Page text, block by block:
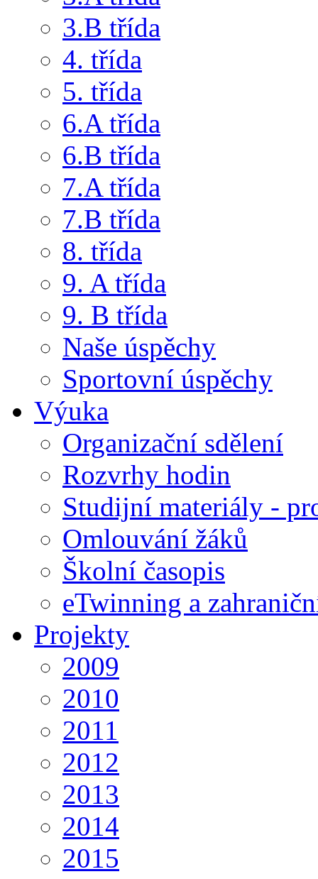
3.B třída
4. třída
5. třída
6.A třída
6.B třída
7.A třída
7.B třída
8. třída
9. A třída
9. B třída
Naše úspěchy
Sportovní úspěchy
Výuka
Organizační sdělení
Rozvrhy hodin
Studijní materiály -
Omlouvání žáků
Školní časopis
eTwinning a
Projekty
2009
2010
2011
2012
2013
2014
2015